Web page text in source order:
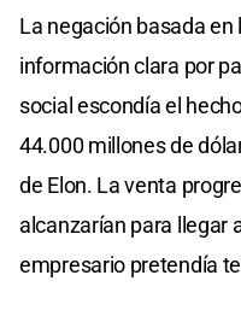
La negación basada
información clara por
social escondía el
44.000 millones de
de Elon. La venta
alcanzarían para llegar
empresario pretendía